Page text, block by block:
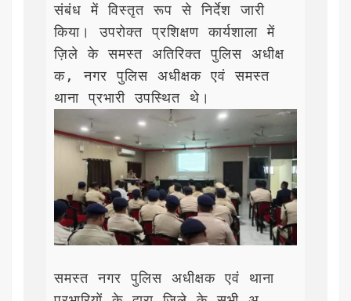
संबंध में विस्तृत रूप से निर्देश जारी
किया। उपरोक्त प्रशिक्षण कार्यशाला में
ज़िले के समस्त अतिरिक्त पुलिस अधीक्ष
क, नगर पुलिस अधीक्षक एवं समस्त
समस्त नगर पुलिस अधीक्षक एवं थाना